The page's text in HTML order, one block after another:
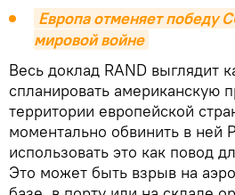
Европа отменяет победу
мировой войне
Весь доклад RAND выглядит
спланировать американскую
территории европейской
моментально обвинить в ней
использовать это как повод
Это может быть взрыв на